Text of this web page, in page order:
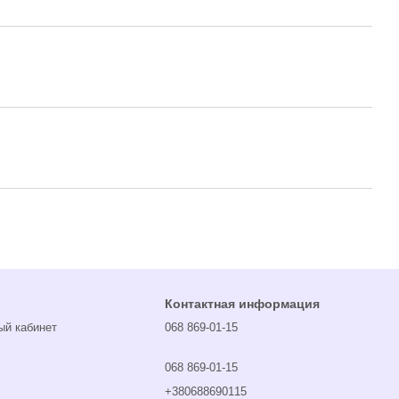
кабинет
Контактная информация
068 869-01-15
068 869-01-15
+380688690115